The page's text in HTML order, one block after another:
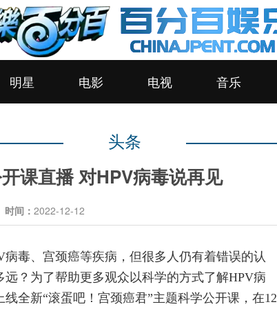
明星 电影 电视 音乐
头条
课直播 对HPV病毒说再见
时间： 2022-12-12
毒、宫颈癌等疾病，但很多人仍有着错误的认
？为了帮助更多观众以科学的方式了解HPV病
全新“滚蛋吧！宫颈癌君”主题科学公开课，在12